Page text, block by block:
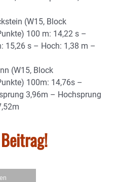
(W15, Block
100 m: 14,22 s –
15,26 s – Hoch: 1,38 m –
(W15, Block
100m: 14,76s –
3,96m – Hochsprung